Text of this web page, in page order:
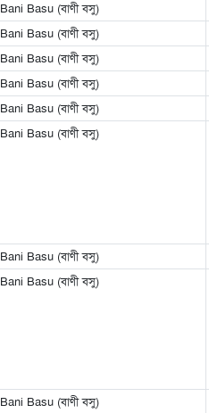
Bani Basu (বাণী বসু)
Bani Basu (বাণী বসু)
Bani Basu (বাণী বসু)
Bani Basu (বাণী বসু)
Bani Basu (বাণী বসু)
Bani Basu (বাণী বসু)
Bani Basu (বাণী বসু)
Bani Basu (বাণী বসু)
Bani Basu (বাণী বসু)